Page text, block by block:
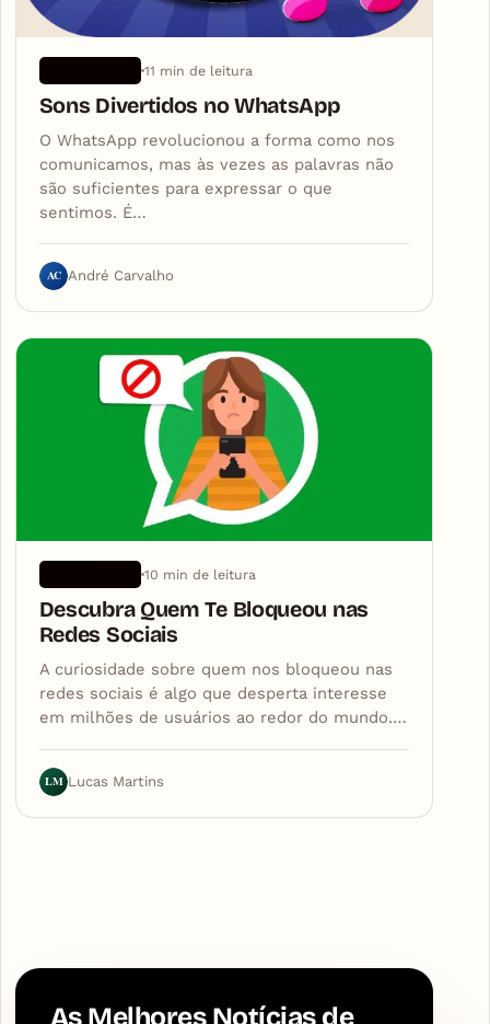
11 min de leitura
Sons Divertidos no WhatsApp
O WhatsApp revolucionou a forma como nos
comunicamos, mas às vezes as palavras não
são suficientes para expressar o que
sentimos. É…
AC André Carvalho
10 min de leitura
Descubra Quem Te Bloqueou nas
Redes Sociais
A curiosidade sobre quem nos bloqueou nas
redes sociais é algo que desperta interesse
em milhões de usuários ao redor do mundo.…
LM Lucas Martins